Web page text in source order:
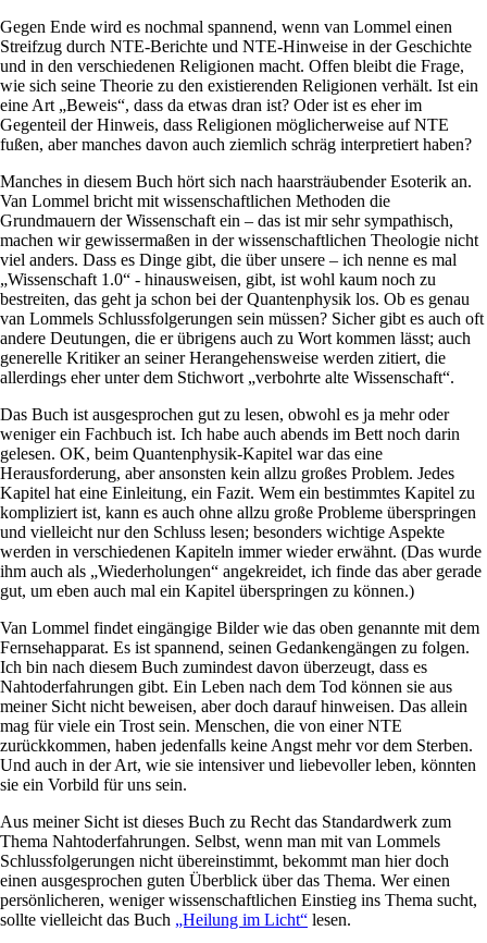
Gegen Ende wird es nochmal spannend, wenn van Lommel einen
Streifzug durch NTE-Berichte und NTE-Hinweise in der Geschichte
und in den verschiedenen Religionen macht. Offen bleibt die Frage,
wie sich seine Theorie zu den existierenden Religionen verhält. Ist ein
eine Art „Beweis“, dass da etwas dran ist? Oder ist es eher im
Gegenteil der Hinweis, dass Religionen möglicherweise auf NTE
fußen, aber manches davon auch ziemlich schräg interpretiert haben?
Manches in diesem Buch hört sich nach haarsträubender Esoterik an.
Van Lommel bricht mit wissenschaftlichen Methoden die
Grundmauern der Wissenschaft ein – das ist mir sehr sympathisch,
machen wir gewissermaßen in der wissenschaftlichen Theologie nicht
viel anders. Dass es Dinge gibt, die über unsere – ich nenne es mal
„Wissenschaft 1.0“ - hinausweisen, gibt, ist wohl kaum noch zu
bestreiten, das geht ja schon bei der Quantenphysik los. Ob es genau
van Lommels Schlussfolgerungen sein müssen? Sicher gibt es auch oft
andere Deutungen, die er übrigens auch zu Wort kommen lässt; auch
generelle Kritiker an seiner Herangehensweise werden zitiert, die
allerdings eher unter dem Stichwort „verbohrte alte Wissenschaft“.
Das Buch ist ausgesprochen gut zu lesen, obwohl es ja mehr oder
weniger ein Fachbuch ist. Ich habe auch abends im Bett noch darin
gelesen. OK, beim Quantenphysik-Kapitel war das eine
Herausforderung, aber ansonsten kein allzu großes Problem. Jedes
Kapitel hat eine Einleitung, ein Fazit. Wem ein bestimmtes Kapitel zu
kompliziert ist, kann es auch ohne allzu große Probleme überspringen
und vielleicht nur den Schluss lesen; besonders wichtige Aspekte
werden in verschiedenen Kapiteln immer wieder erwähnt. (Das wurde
ihm auch als „Wiederholungen“ angekreidet, ich finde das aber gerade
gut, um eben auch mal ein Kapitel überspringen zu können.)
Van Lommel findet eingängige Bilder wie das oben genannte mit dem
Fernsehapparat. Es ist spannend, seinen Gedankengängen zu folgen.
Ich bin nach diesem Buch zumindest davon überzeugt, dass es
Nahtoderfahrungen gibt. Ein Leben nach dem Tod können sie aus
meiner Sicht nicht beweisen, aber doch darauf hinweisen. Das allein
mag für viele ein Trost sein. Menschen, die von einer NTE
zurückkommen, haben jedenfalls keine Angst mehr vor dem Sterben.
Und auch in der Art, wie sie intensiver und liebevoller leben, könnten
sie ein Vorbild für uns sein.
Aus meiner Sicht ist dieses Buch zu Recht das Standardwerk zum
Thema Nahtoderfahrungen. Selbst, wenn man mit van Lommels
Schlussfolgerungen nicht übereinstimmt, bekommt man hier doch
einen ausgesprochen guten Überblick über das Thema. Wer einen
persönlicheren, weniger wissenschaftlichen Einstieg ins Thema sucht,
sollte vielleicht das Buch „Heilung im Licht“ lesen.